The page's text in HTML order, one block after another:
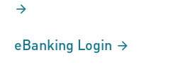
eBanking Login